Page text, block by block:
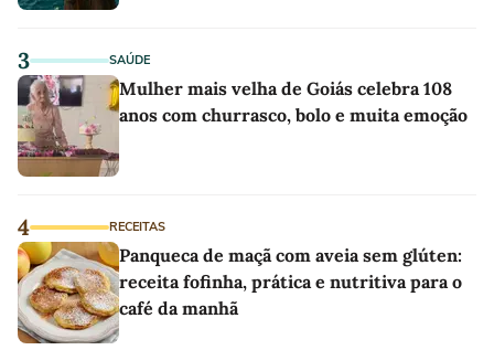
3 SAÚDE
Mulher mais velha de Goiás celebra 108
anos com churrasco, bolo e muita emoção
4 RECEITAS
Panqueca de maçã com aveia sem glúten:
receita fofinha, prática e nutritiva para o
café da manhã